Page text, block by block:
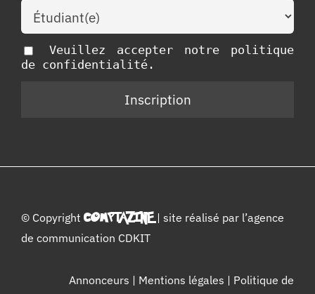
Veuillez accepter notre politique
de confidentialité.
© Copyright COMPTAZINE| site réalisé par l’agence
de communication CDKIT
Annonceurs | Mentions légales | Politique de